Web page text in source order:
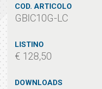
COD. ARTICOLO
GBIC10G-LC
LISTINO
€ 128,50
DOWNLOADS